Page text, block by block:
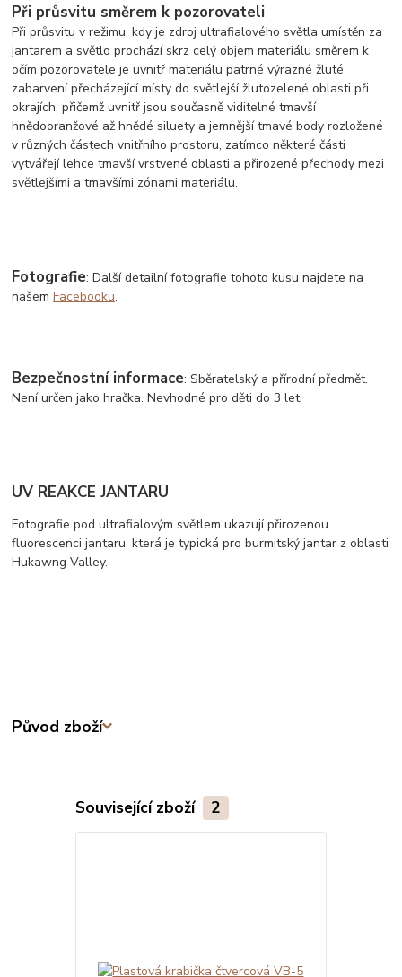
Při průsvitu směrem k pozorovateli
Při průsvitu v režimu, kdy je zdroj ultrafialového světla umístěn za
jantarem a světlo prochází skrz celý objem materiálu směrem k
očím pozorovatele je uvnitř materiálu patrné výrazné žluté
zabarvení přecházející místy do světlejší žlutozelené oblasti při
okrajích, přičemž uvnitř jsou současně viditelné tmavší
hnědooranžové až hnědé siluety a jemnější tmavé body rozložené
v různých částech vnitřního prostoru, zatímco některé části
vytvářejí lehce tmavší vrstvené oblasti a přirozené přechody mezi
světlejšími a tmavšími zónami materiálu.
Fotografie: Další detailní fotografie tohoto kusu najdete na
našemFacebooku.
Bezpečnostní informace: Sběratelský a přírodní předmět.
Není určen jako hračka. Nevhodné pro děti do 3 let.
UV REAKCE JANTARU
Fotografie pod ultrafialovým světlem ukazují přirozenou
fluorescenci jantaru, která je typická pro burmitský jantar z oblasti
Hukawng Valley.
Původ zboží
Související zboží 2